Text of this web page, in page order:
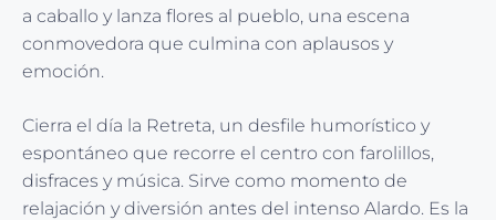
a caballo y lanza flores al pueblo, una escena
conmovedora que culmina con aplausos y
emoción.
Cierra el día la Retreta, un desfile humorístico y
espontáneo que recorre el centro con farolillos,
disfraces y música. Sirve como momento de
relajación y diversión antes del intenso Alardo. Es la